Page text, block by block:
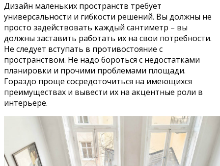
Дизайн маленьких пространств требует
универсальности и гибкости решений. Вы должны не
просто задействовать каждый сантиметр – вы
должны заставить работать их на свои потребности.
Не следует вступать в противостояние с
пространством. Не надо бороться с недостатками
планировки и прочими проблемами площади.
Гораздо проще сосредоточиться на имеющихся
преимуществах и вывести их на акцентные роли в
интерьере.